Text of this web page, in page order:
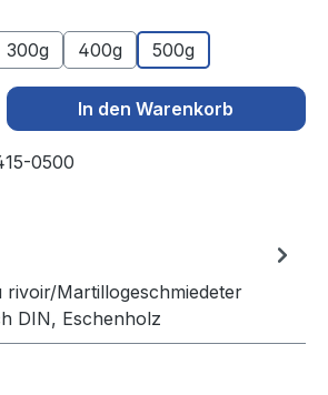
300g 400g 500g
Gib den
In den Warenkorb
0500
rivoir/Martillogeschmiedeter
DIN, Eschenholz